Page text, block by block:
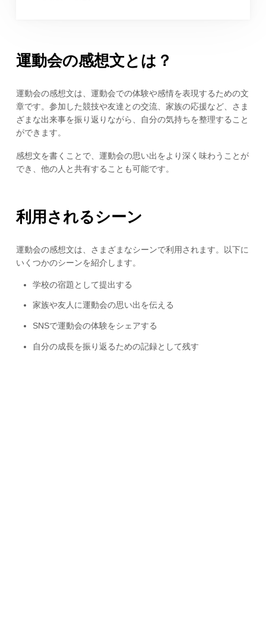
運動会の感想文とは？
運動会の感想文は、運動会での体験や感情を表現するための文
章です。参加した競技や友達との交流、家族の応援など、さま
ざまな出来事を振り返りながら、自分の気持ちを整理すること
ができます。
感想文を書くことで、運動会の思い出をより深く味わうことが
でき、他の人と共有することも可能です。
利用されるシーン
運動会の感想文は、さまざまなシーンで利用されます。以下に
いくつかのシーンを紹介します。
学校の宿題として提出する
家族や友人に運動会の思い出を伝える
SNSで運動会の体験をシェアする
自分の成長を振り返るための記録として残す